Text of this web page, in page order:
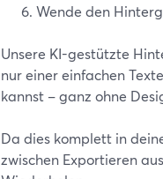
Wende den
Unsere KI-gestützte
nur einer einfachen
kannst – ganz ohne
Da dies komplett in
zwischen Exportieren